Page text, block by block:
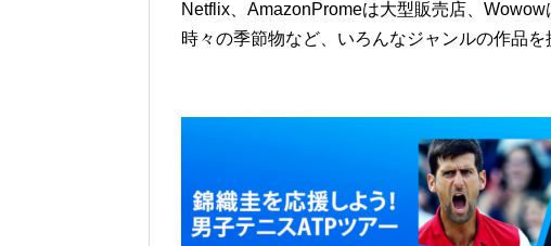
Netflix、AmazonPromeは大型販売店、
時々の季節物など、いろんなジャンルの作品を